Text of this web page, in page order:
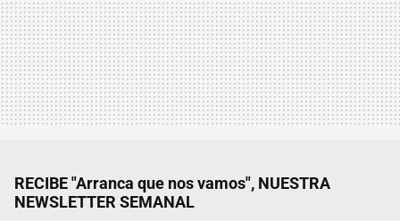
RECIBE "Arranca que nos vamos", NUESTRA
NEWSLETTER SEMANAL